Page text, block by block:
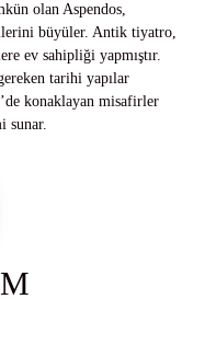
olan Aspendos,
büyüler. Antik tiyatro,
ev sahipliği yapmıştır.
tarihi yapılar
konaklayan misafirler
sunar.